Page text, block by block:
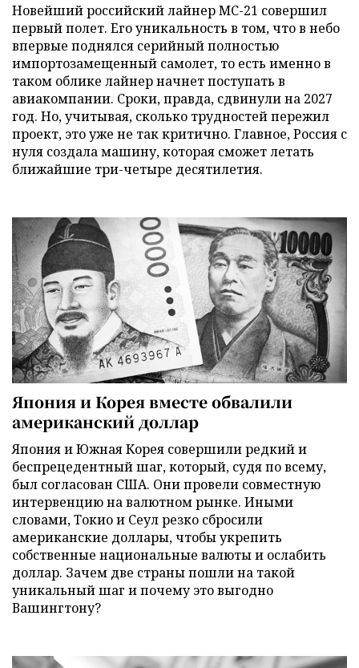
Новейший российский лайнер МС-21 совершил
первый полет. Его уникальность в том, что в небо
впервые поднялся серийный полностью
импортозамещенный самолет, то есть именно в
таком облике лайнер начнет поступать в
авиакомпании. Сроки, правда, сдвинули на 2027
год. Но, учитывая, сколько трудностей пережил
проект, это уже не так критично. Главное, Россия с
нуля создала машину, которая сможет летать
ближайшие три-четыре десятилетия.
Япония и Корея вместе обвалили
американский доллар
Япония и Южная Корея совершили редкий и
беспрецедентный шаг, который, судя по всему,
был согласован США. Они провели совместную
интервенцию на валютном рынке. Иными
словами, Токио и Сеул резко сбросили
американские доллары, чтобы укрепить
собственные национальные валюты и ослабить
доллар. Зачем две страны пошли на такой
уникальный шаг и почему это выгодно
Вашингтону?